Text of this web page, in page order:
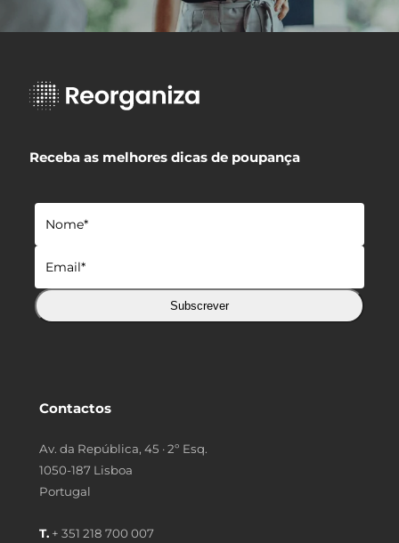
Receba as melhores dicas de poupança
Subscrever
Contactos
Av. da República, 45 · 2º Esq.
1050-187 Lisboa
Portugal
T. + 351 218 700 007